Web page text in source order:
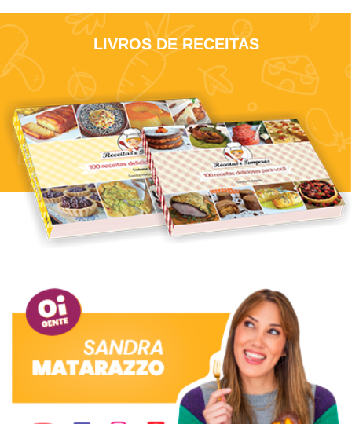
LIVROS DE RECEITAS